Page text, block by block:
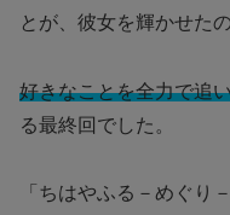
とが、彼女を輝かせたの
好きなことを全力で追
る最終回でした。
「ちはやふる－めぐり